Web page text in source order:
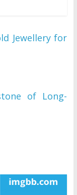
Jewellery for
of Long-